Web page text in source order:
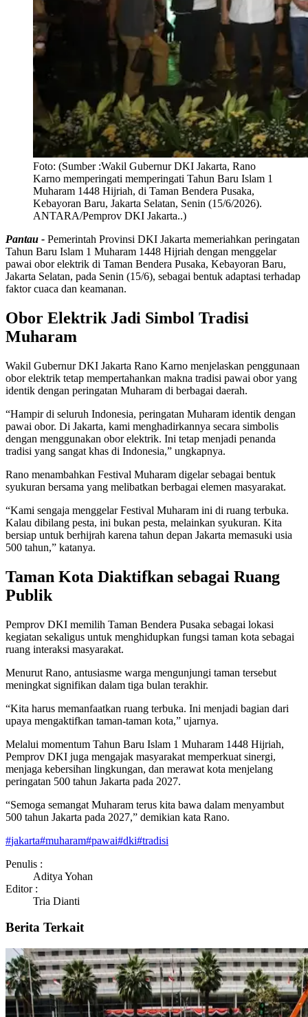
Foto: (Sumber :Wakil Gubernur DKI Jakarta, Rano
Karno memperingati memperingati Tahun Baru Islam 1
Muharam 1448 Hijriah, di Taman Bendera Pusaka,
Kebayoran Baru, Jakarta Selatan, Senin (15/6/2026).
ANTARA/Pemprov DKI Jakarta..)
Pantau - Pemerintah Provinsi DKI Jakarta memeriahkan peringatan
Tahun Baru Islam 1 Muharam 1448 Hijriah dengan menggelar
pawai obor elektrik di Taman Bendera Pusaka, Kebayoran Baru,
Jakarta Selatan, pada Senin (15/6), sebagai bentuk adaptasi terhadap
faktor cuaca dan keamanan.
Obor Elektrik Jadi Simbol Tradisi
Muharam
Wakil Gubernur DKI Jakarta Rano Karno menjelaskan penggunaan
obor elektrik tetap mempertahankan makna tradisi pawai obor yang
identik dengan peringatan Muharam di berbagai daerah.
“Hampir di seluruh Indonesia, peringatan Muharam identik dengan
pawai obor. Di Jakarta, kami menghadirkannya secara simbolis
dengan menggunakan obor elektrik. Ini tetap menjadi penanda
tradisi yang sangat khas di Indonesia,” ungkapnya.
Rano menambahkan Festival Muharam digelar sebagai bentuk
syukuran bersama yang melibatkan berbagai elemen masyarakat.
“Kami sengaja menggelar Festival Muharam ini di ruang terbuka.
Kalau dibilang pesta, ini bukan pesta, melainkan syukuran. Kita
bersiap untuk berhijrah karena tahun depan Jakarta memasuki usia
500 tahun,” katanya.
Taman Kota Diaktifkan sebagai Ruang
Publik
Pemprov DKI memilih Taman Bendera Pusaka sebagai lokasi
kegiatan sekaligus untuk menghidupkan fungsi taman kota sebagai
ruang interaksi masyarakat.
Menurut Rano, antusiasme warga mengunjungi taman tersebut
meningkat signifikan dalam tiga bulan terakhir.
“Kita harus memanfaatkan ruang terbuka. Ini menjadi bagian dari
upaya mengaktifkan taman-taman kota,” ujarnya.
Melalui momentum Tahun Baru Islam 1 Muharam 1448 Hijriah,
Pemprov DKI juga mengajak masyarakat memperkuat sinergi,
menjaga kebersihan lingkungan, dan merawat kota menjelang
peringatan 500 tahun Jakarta pada 2027.
“Semoga semangat Muharam terus kita bawa dalam menyambut
500 tahun Jakarta pada 2027,” demikian kata Rano.
#jakarta#muharam#pawai#dki#tradisi
Penulis :
Aditya Yohan
Editor :
Tria Dianti
Berita Terkait